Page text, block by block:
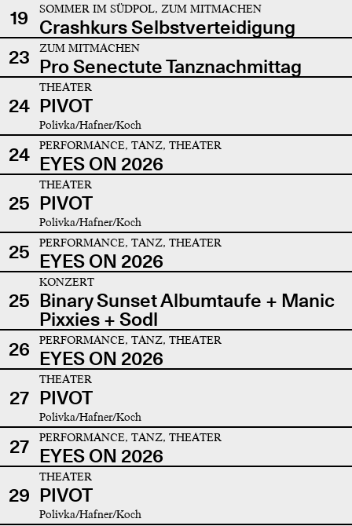
19 SOMMER IM SÜDPOL, ZUM MITMACHEN
Crashkurs Selbstverteidigung
23
ZUM MITMACHEN
Pro Senectute Tanznachmittag
24
THEATER
PIVOT
Polivka/Hafner/Koch
24 PERFORMANCE, TANZ, THEATER
EYES ON 2026
25
THEATER
PIVOT
Polivka/Hafner/Koch
25 PERFORMANCE, TANZ, THEATER
EYES ON 2026
25
KONZERT
Binary Sunset Albumtaufe + Manic
Pixxies + Sodl
26
PERFORMANCE, TANZ, THEATER
EYES ON 2026
27
THEATER
PIVOT
Polivka/Hafner/Koch
27 PERFORMANCE, TANZ, THEATER
EYES ON 2026
29
THEATER
PIVOT
Polivka/Hafner/Koch